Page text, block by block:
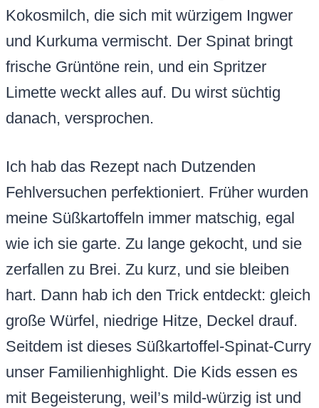
Kokosmilch, die sich mit würzigem Ingwer
und Kurkuma vermischt. Der Spinat bringt
frische Grüntöne rein, und ein Spritzer
Limette weckt alles auf. Du wirst süchtig
danach, versprochen.
Ich hab das Rezept nach Dutzenden
Fehlversuchen perfektioniert. Früher wurden
meine Süßkartoffeln immer matschig, egal
wie ich sie garte. Zu lange gekocht, und sie
zerfallen zu Brei. Zu kurz, und sie bleiben
hart. Dann hab ich den Trick entdeckt: gleich
große Würfel, niedrige Hitze, Deckel drauf.
Seitdem ist dieses Süßkartoffel-Spinat-Curry
unser Familienhighlight. Die Kids essen es
mit Begeisterung, weil’s mild-würzig ist und